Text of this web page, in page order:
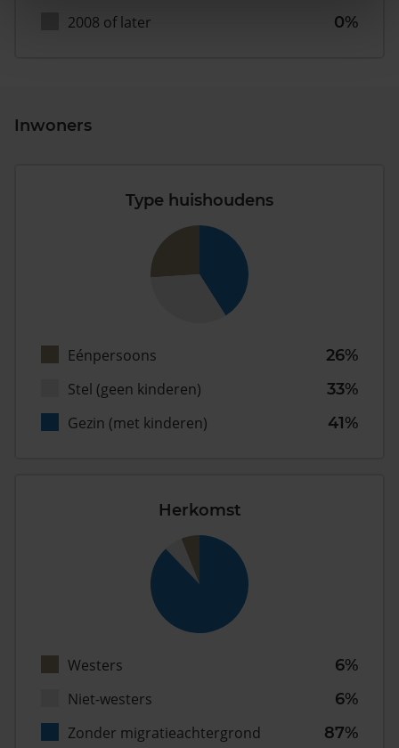
2008 of later
0%
Inwoners
Type huishoudens
Eénpersoons
26%
Stel (geen kinderen)
33%
Gezin (met kinderen)
41%
Herkomst
Westers
6%
Niet-westers
6%
Zonder migratieachtergrond
87%